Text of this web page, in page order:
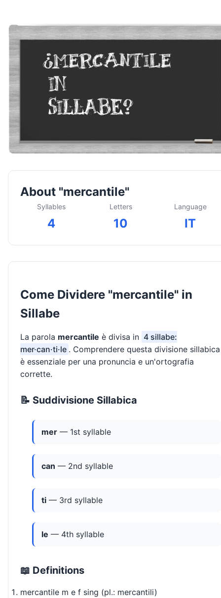
About "mercantile"
Syllables
4
Letters
10
Language
IT
Come Dividere "mercantile" in
Sillabe
La parola mercantile è divisa in 4 sillabe:
mer·can·ti·le . Comprendere questa divisione sillabica
è essenziale per una pronuncia e un'ortografia
corrette.
📝 Suddivisione Sillabica
mer — 1st syllable
can — 2nd syllable
ti — 3rd syllable
le — 4th syllable
📖 Definitions
mercantile m e f sing (pl.: mercantili)